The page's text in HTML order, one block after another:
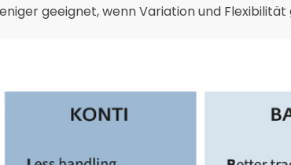
geeignet, wenn Variation und Flexibilität